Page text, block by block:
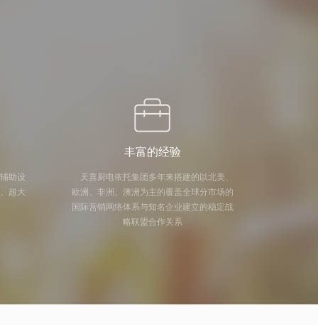
助设
超大
丰富的经验
天喜厨电依托集团多年来搭建的以北美、
欧洲、非洲、澳洲为主的覆盖全球分市场的
国际营销网络体系与知名企业建立的稳定战
略联盟合作关系